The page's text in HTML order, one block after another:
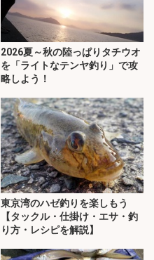
2026夏～秋の陸っぱりタチウオ
を「ライトなテンヤ釣り」で攻
略しよう！
東京湾のハゼ釣りを楽しもう
【タックル・仕掛け・エサ・釣
り方・レシピを解説】